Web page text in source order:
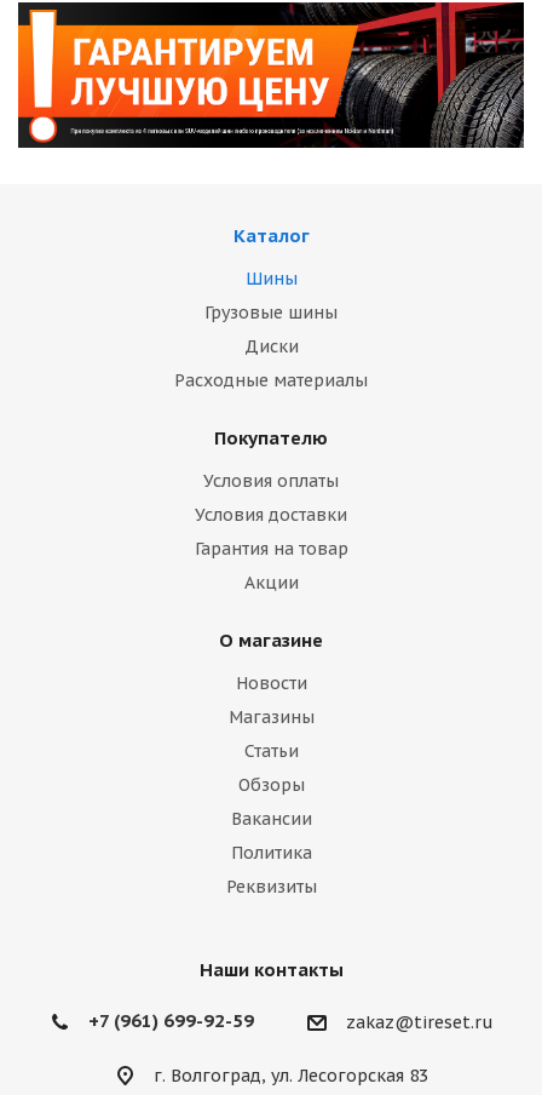
Каталог
Шины
Грузовые шины
Диски
Расходные материалы
Покупателю
Условия оплаты
Условия доставки
Гарантия на товар
Акции
О магазине
Новости
Магазины
Статьи
Обзоры
Вакансии
Политика
Реквизиты
Наши контакты
+7 (961) 699-92-59 zakaz@tireset.ru
г. Волгоград, ул. Лесогорская 83